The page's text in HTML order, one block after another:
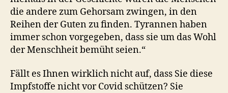
die andere zum Gehorsam zwingen, in den
Reihen der Guten zu finden. Tyrannen haben
immer schon vorgegeben, dass sie um das Wohl
der Menschheit bemüht seien.“
Fällt es Ihnen wirklich nicht auf, dass Sie diese
Impfstoffe nicht vor Covid schützen? Sie